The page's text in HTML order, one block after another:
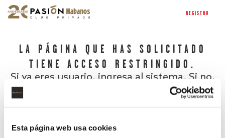
Esta página web usa cookies
REGISTRO
LA PÁGINA QUE HAS SOLICITADO
TIENE ACCESO RESTRINGIDO.
Si ya eres usuario, ingresa al sistema. Si no,